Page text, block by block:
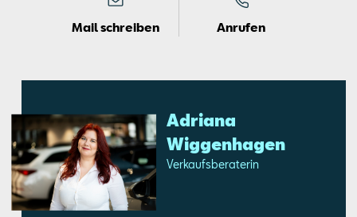
Mail schreiben Anrufen
Adria­na
Wig­gen­ha­gen
Ver­kaufs­be­ra­te­rin